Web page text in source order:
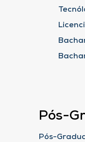
Pós-
Pós-